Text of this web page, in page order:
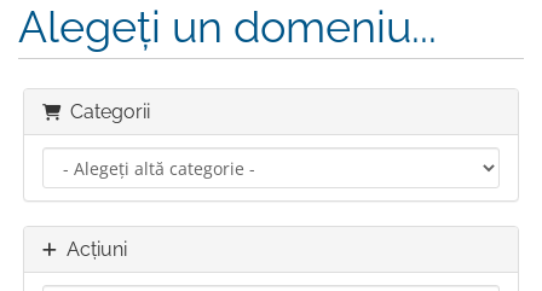
Alegeți un domeniu...
Categorii
Acțiuni